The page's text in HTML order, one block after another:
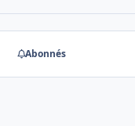
Abonnés